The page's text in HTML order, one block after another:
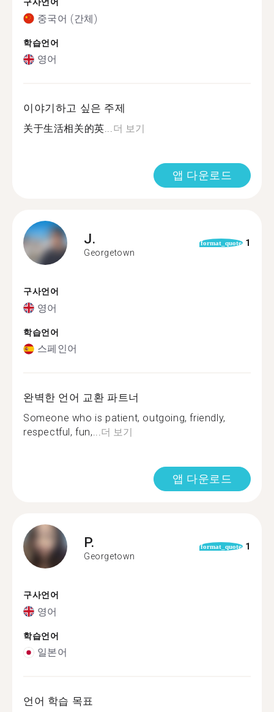
구사언어
중국어 (간체)
학습언어
영어
이야기하고 싶은 주제
关于生活相关的英...더 보기
앱 다운로드
J.
Georgetown
format_quote 1
구사언어
영어
학습언어
스페인어
완벽한 언어 교환 파트너
Someone who is patient, outgoing, friendly,
respectful, fun,...더 보기
앱 다운로드
P.
Georgetown
format_quote 1
구사언어
영어
학습언어
일본어
언어 학습 목표